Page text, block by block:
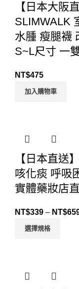
【日本大阪
SLIMWALK
水腫 瘦腿襪
S~L尺寸 一
NT$475
加入購物車
【日本直送
咳化痰 呼吸
實體藥妝店
NT$339 – NT$
選擇規格